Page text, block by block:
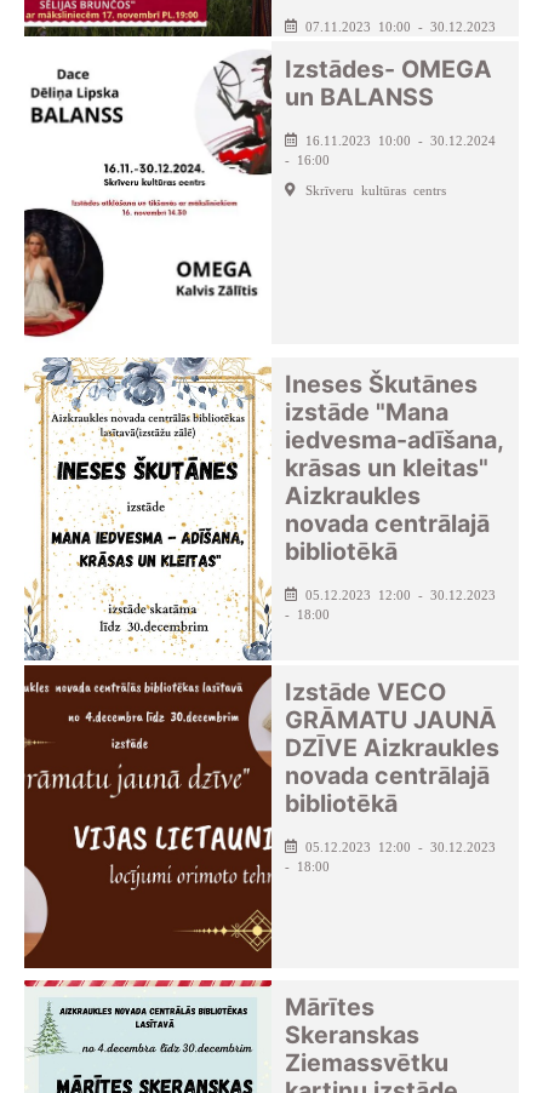
07.11.2023 10:00 - 30.12.2023
Seces pagasta kultūras nams
Izstādes- OMEGA
un BALANSS
16.11.2023 10:00 - 30.12.2024
- 16:00
Skrīveru kultūras centrs
Ineses Škutānes
izstāde "Mana
iedvesma-adīšana,
krāsas un kleitas"
Aizkraukles
novada centrālajā
bibliotēkā
05.12.2023 12:00 - 30.12.2023
- 18:00
Izstāde VECO
GRĀMATU JAUNĀ
DZĪVE Aizkraukles
novada centrālajā
bibliotēkā
05.12.2023 12:00 - 30.12.2023
- 18:00
Mārītes
Skeranskas
Ziemassvētku